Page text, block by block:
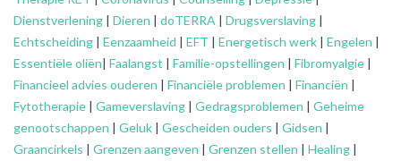
Dienstverlening | Dieren | doTERRA | Drugsverslaving |
Echtscheiding | Eenzaamheid | EFT | Energetisch werk | Engelen |
Essentiële oliën| Faalangst | Familie-opstellingen | Fibromyalgie |
Financieel advies ouderen | Financiële problemen | Financiën |
Fytotherapie | Gameverslaving | Gedragsproblemen | Geheime
genootschappen | Geluk | Gescheiden ouders | Gidsen |
Graancirkels | Grenzen aangeven | Grenzen stellen | Healing |